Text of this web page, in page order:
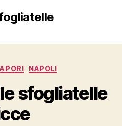
Categorie
NAPOLI
sfogliatelle